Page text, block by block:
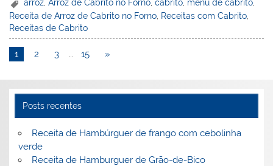
e
st
e
dI
n
e
b
o
k
er l
o
o
e
arroz ,Arroz de Cabrito no Forno ,cabrito menu de cabrito
Receita de Arroz de Cabrito no Forno Receitas com Cabrito
Receitas de Cabrito
1 2 3 … 15 »
Posts recentes
Receita de Hambúrguer de frango com cebolinha
verde
Receita de Hamburguer de Grão-de-Bico